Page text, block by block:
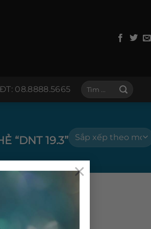
×
ĐT: 08.8888.5665
Tìm
“DNT 19.3”